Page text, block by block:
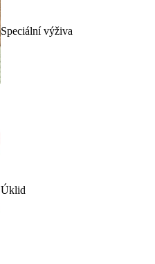
Speciální výživa
Úklid